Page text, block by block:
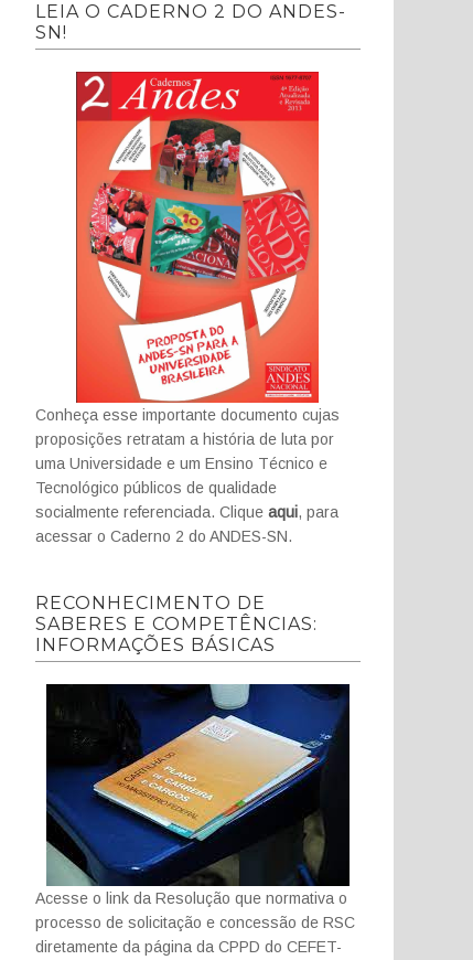
LEIA O CADERNO 2 DO ANDES-
SN!
Conheça esse importante documento cujas
proposições retratam a história de luta por
uma Universidade e um Ensino Técnico e
Tecnológico públicos de qualidade
socialmente referenciada. Clique aqui, para
acessar o Caderno 2 do ANDES-SN.
RECONHECIMENTO DE
SABERES E COMPETÊNCIAS:
INFORMAÇÕES BÁSICAS
Acesse o link da Resolução que normativa o
processo de solicitação e concessão de RSC
diretamente da página da CPPD do CEFET-